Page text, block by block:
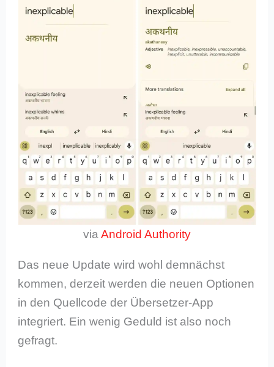
viaAndroid Authority
Das neue Update wird wohl demnächst
kommen, derzeit werden die neuen Optionen
in den Quellcode der Übersetzer-App
integriert. Ein wenig Geduld ist also noch
gefragt.